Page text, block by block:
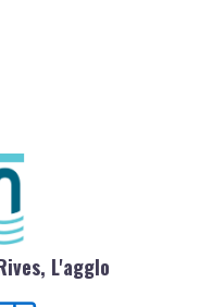
L'agglo